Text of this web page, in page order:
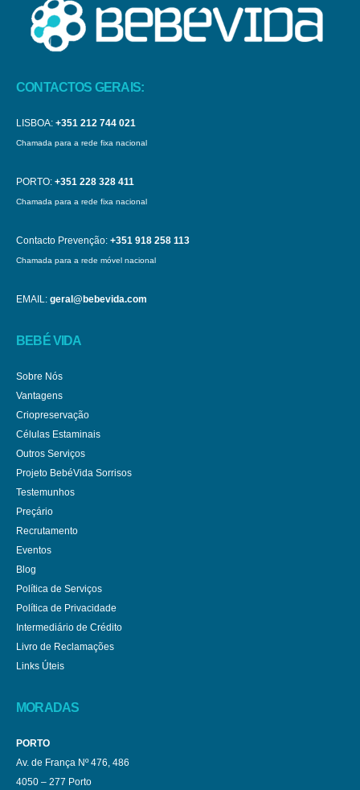
CONTACTOS GERAIS:
LISBOA: +351 212 744 021
Chamada para a rede fixa nacional
PORTO: +351 228 328 411
Chamada para a rede fixa nacional
Contacto Prevenção: +351 918 258 113
Chamada para a rede móvel nacional
EMAIL: geral@bebevida.com
BEBÉ VIDA
Sobre Nós
Vantagens
Criopreservação
Células Estaminais
Outros Serviços
Projeto BebéVida Sorrisos
Testemunhos
Preçário
Recrutamento
Eventos
Blog
Política de Serviços
Política de Privacidade
Intermediário de Crédito
Livro de Reclamações
Links Úteis
MORADAS
PORTO
Av. de França Nº 476, 486
4050 – 277 Porto